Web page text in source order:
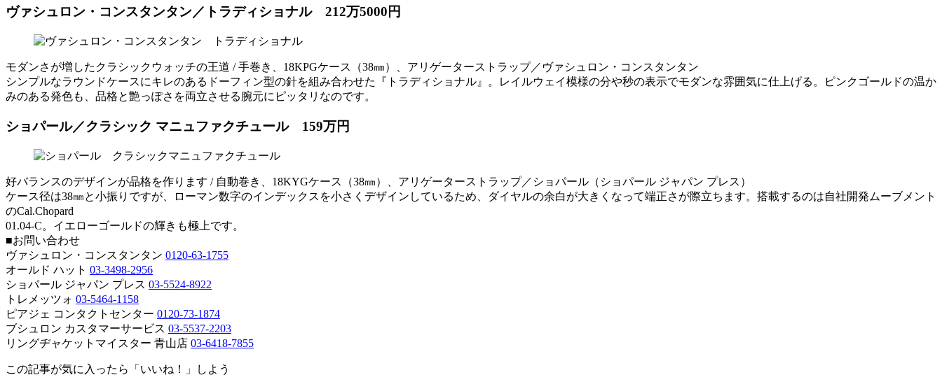
ヴァシュロン・コンスタンタン／トラディショナル 212万5000円
モダンさが増したクラシックウォッチの王道 / 手巻き、18KPGケース（38㎜）、アリゲーターストラップ／ヴァシュロン・コンスタンタン
シンプルなラウンドケースにキレのあるドーフィン型の針を組み合わせた『トラディショナル』。レイルウェイ模様の分や秒の表示でモダンな雰囲気に仕上げる。ピンクゴールドの温か
みのある発色も、品格と艶っぽさを両立させる腕元にピッタリなのです。
ショパール／クラシック マニュファクチュール 159万円
好バランスのデザインが品格を作ります / 自動巻き、18KYGケース（38㎜）、アリゲーターストラップ／ショパール（ショパール ジャパン プレス）
ケース径は38㎜と小振りですが、ローマン数字のインデックスを小さくデザインしているため、ダイヤルの余白が大きくなって端正さが際立ちます。搭載するのは自社開発ムーブメント
のCal.Chopard
01.04-C。イエローゴールドの輝きも極上です。
■お問い合わせ
ヴァシュロン・コンスタンタン 0120-63-1755
オールド ハット 03-3498-2956
ショパール ジャパン プレス 03-5524-8922
トレメッツォ 03-5464-1158
ピアジェ コンタクトセンター 0120-73-1874
ブシュロン カスタマーサービス 03-5537-2203
リングヂャケットマイスター 青山店 03-6418-7855
この記事が気に入ったら「いいね！」しよう